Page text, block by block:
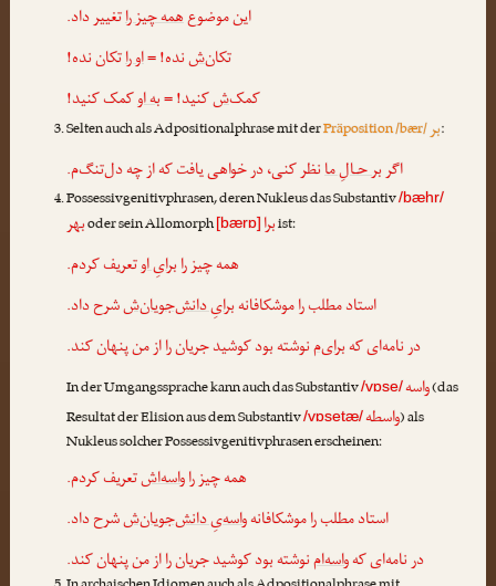
این موضوعهمه چیز راتغییر داد.
تکان‌شنده! =او راتکان نده!
کمک‌شکنید! =به اوکمک کنید!
Selten auch als Adpositionalphrase mit derPräposition /bær/بر:
اگربر حـالِ مانظر کنی، در خواهی یافت که از چه دل‌تنگ‌م.
Possessivgenitivphrasen, deren Nukleus das Substantiv/bæhr/
بهرoder sein Allomorph[bærɒ] براist:
همه چیز رابرایِ اوتعریف کردم.
استاد مطلب را موشکافانهبرایِ دانش‌جویان‌ششرح داد.
در نامه‌ای کهبرای‌منوشته بود کوشید جریان را از من پنهان کند.
In der Umgangssprache kann auch das Substantiv/vɒse/واسه(das
Resultat der Elision aus dem Substantiv/vɒsetæ/واسطه) als
Nukleus solcher Possessivgenitivphrasen erscheinen:
همه چیز راواسه‌اشتعریف کردم.
استاد مطلب را موشکافانهواسه‌یِ دانش‌جویان‌ششرح داد.
در نامه‌ای کهواسه‌امنوشته بود کوشید جریان را از من پنهان کند.